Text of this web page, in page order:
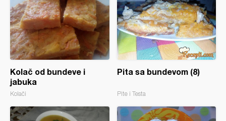
Kolač od bundeve i
jabuka
Kolači
Pita sa bundevom (8)
Pite i Testa